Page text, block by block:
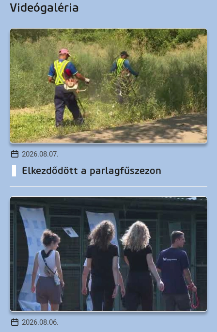
Videógaléria
2026.08.07.
Elkezdődött a parlagfűszezon
2026.08.06.